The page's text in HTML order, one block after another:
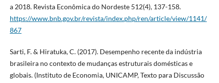
a 2018. Revista Econômica do Nordeste 512(4), 137-158.
https://www.bnb.gov.br/revista/index.php/ren/article/view/1141/
867
Sarti, F. & Hiratuka, C. (2017). Desempenho recente da indústria
brasileira no contexto de mudanças estruturais domésticas e
globais. (Instituto de Economia, UNICAMP, Texto para Discussão